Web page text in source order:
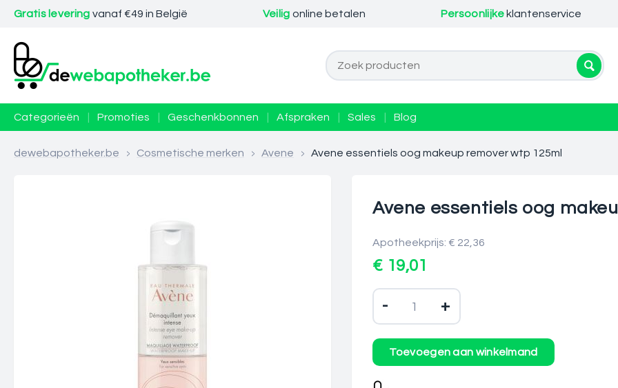
Gratis levering vanaf €49 in België Veilig online betalen Persoonlijke klantenservice
Categorieën Promoties Geschenkbonnen Afspraken Sales Blog
dewebapotheker.be > Cosmetische merken > Avene > Avene essentiels oog makeup remover wtp 125ml
Avene essentiels oog
Apotheekprijs: € 22,36
€ 19,01
- +